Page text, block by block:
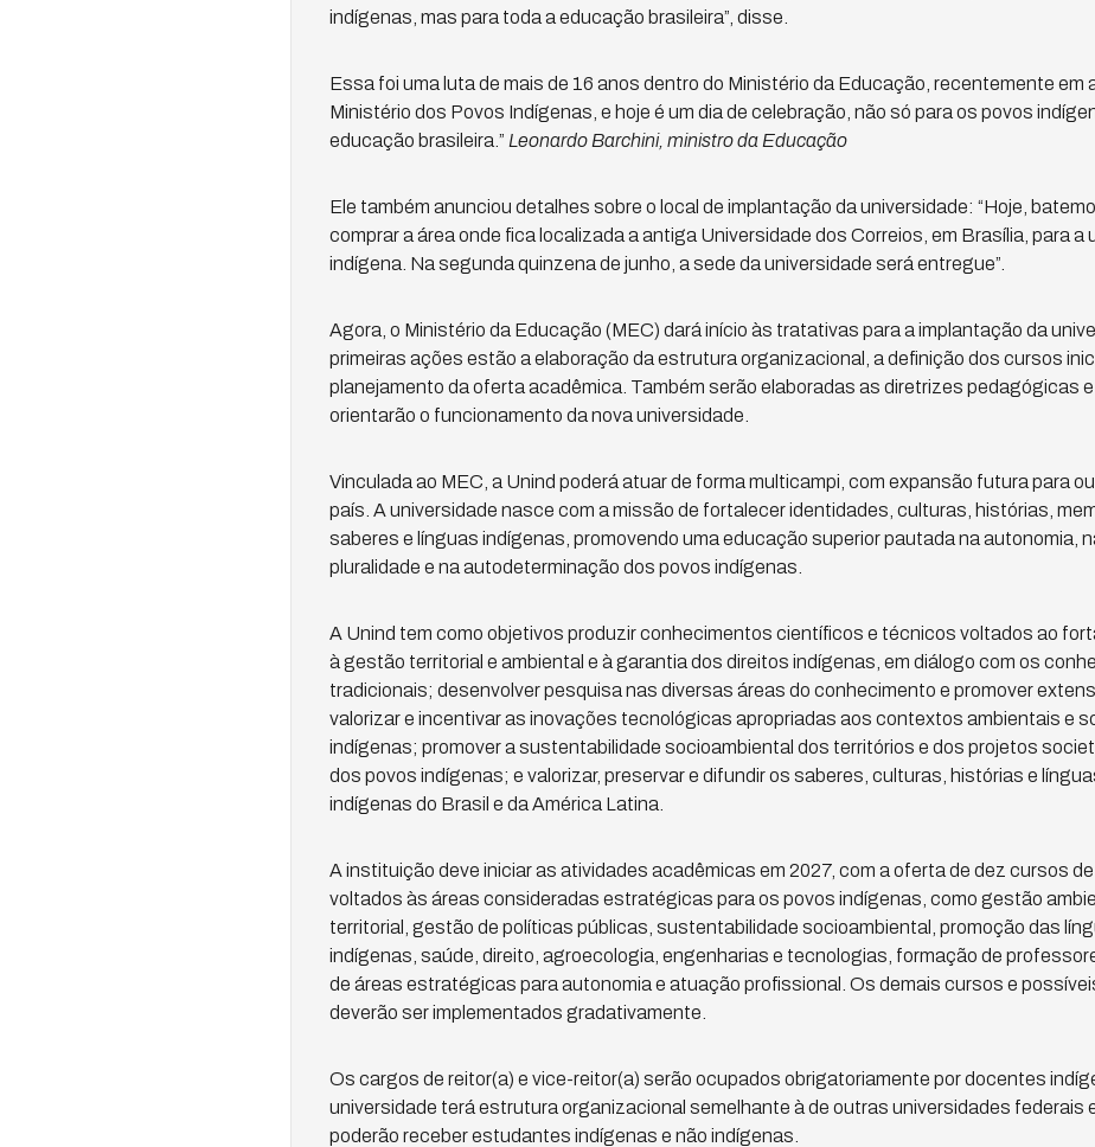
indígenas, mas para toda a educação brasileira”, disse.
Essa foi uma luta de mais de 16 anos dentro do Ministério da Educação, recentemente em
Ministério dos Povos Indígenas, e hoje é um dia de celebração, não só para os povos
educação brasileira.” Leonardo Barchini, ministro da Educação
Ele também anunciou detalhes sobre o local de implantação da universidade: “Hoje,
comprar a área onde fica localizada a antiga Universidade dos Correios, em Brasília, para a
indígena. Na segunda quinzena de junho, a sede da universidade será entregue”.
Agora, o Ministério da Educação (MEC) dará início às tratativas para a implantação da
primeiras ações estão a elaboração da estrutura organizacional, a definição dos cursos
planejamento da oferta acadêmica. Também serão elaboradas as diretrizes pedagógicas
orientarão o funcionamento da nova universidade.
Vinculada ao MEC, a Unind poderá atuar de forma multicampi, com expansão futura para
país. A universidade nasce com a missão de fortalecer identidades, culturas, histórias,
saberes e línguas indígenas, promovendo uma educação superior pautada na autonomia,
pluralidade e na autodeterminação dos povos indígenas.
A Unind tem como objetivos produzir conhecimentos científicos e técnicos voltados ao
à gestão territorial e ambiental e à garantia dos direitos indígenas, em diálogo com os
tradicionais; desenvolver pesquisa nas diversas áreas do conhecimento e promover
valorizar e incentivar as inovações tecnológicas apropriadas aos contextos ambientais e
indígenas; promover a sustentabilidade socioambiental dos territórios e dos projetos
dos povos indígenas; e valorizar, preservar e difundir os saberes, culturas, histórias e
indígenas do Brasil e da América Latina.
A instituição deve iniciar as atividades acadêmicas em 2027, com a oferta de dez cursos
voltados às áreas consideradas estratégicas para os povos indígenas, como gestão
territorial, gestão de políticas públicas, sustentabilidade socioambiental, promoção das
indígenas, saúde, direito, agroecologia, engenharias e tecnologias, formação de
de áreas estratégicas para autonomia e atuação profissional. Os demais cursos e
deverão ser implementados gradativamente.
Os cargos de reitor(a) e vice-reitor(a) serão ocupados obrigatoriamente por docentes
universidade terá estrutura organizacional semelhante à de outras universidades federais
poderão receber estudantes indígenas e não indígenas.